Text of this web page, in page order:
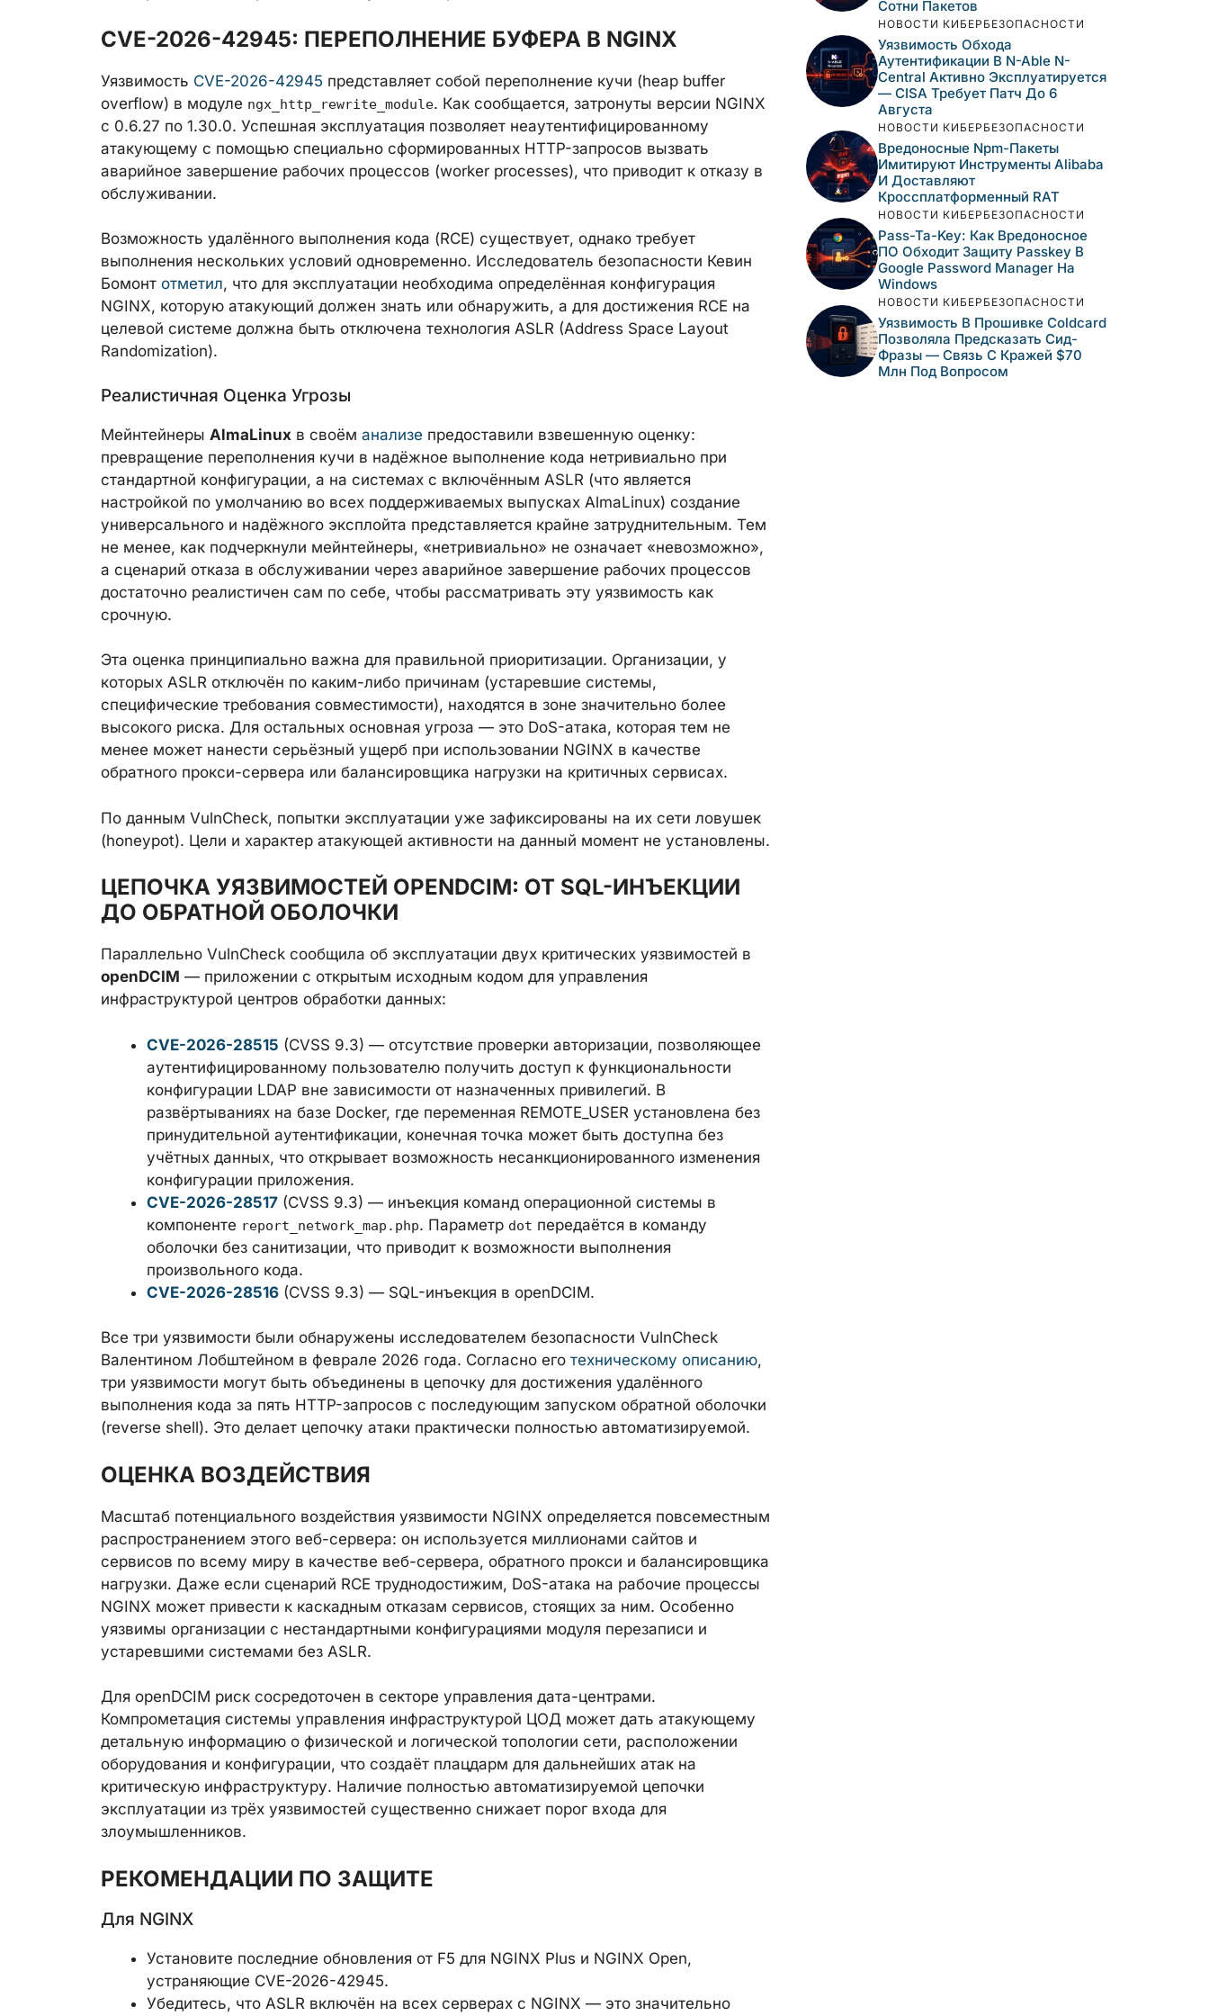
CVE-2026-42945: ПЕРЕПОЛНЕНИЕ БУФЕРА В NGINX
Уязвимость CVE-2026-42945 представляет собой переполнение кучи (heap buffer
overflow) в модуле ngx_http_rewrite_module. Как сообщается, затронуты версии NGINX
с 0.6.27 по 1.30.0. Успешная эксплуатация позволяет неаутентифицированному
атакующему с помощью специально сформированных HTTP-запросов вызвать
аварийное завершение рабочих процессов (worker processes), что приводит к отказу в
обслуживании.
Возможность удалённого выполнения кода (RCE) существует, однако требует
выполнения нескольких условий одновременно. Исследователь безопасности Кевин
Бомонт отметил, что для эксплуатации необходима определённая конфигурация
NGINX, которую атакующий должен знать или обнаружить, а для достижения RCE на
целевой системе должна быть отключена технология ASLR (Address Space Layout
Randomization).
Реалистичная Оценка Угрозы
Мейнтейнеры AlmaLinux в своём анализе предоставили взвешенную оценку:
превращение переполнения кучи в надёжное выполнение кода нетривиально при
стандартной конфигурации, а на системах с включённым ASLR (что является
настройкой по умолчанию во всех поддерживаемых выпусках AlmaLinux) создание
универсального и надёжного эксплойта представляется крайне затруднительным. Тем
не менее, как подчеркнули мейнтейнеры, «нетривиально» не означает «невозможно»,
а сценарий отказа в обслуживании через аварийное завершение рабочих процессов
достаточно реалистичен сам по себе, чтобы рассматривать эту уязвимость как
срочную.
Эта оценка принципиально важна для правильной приоритизации. Организации, у
которых ASLR отключён по каким-либо причинам (устаревшие системы,
специфические требования совместимости), находятся в зоне значительно более
высокого риска. Для остальных основная угроза — это DoS-атака, которая тем не
менее может нанести серьёзный ущерб при использовании NGINX в качестве
обратного прокси-сервера или балансировщика нагрузки на критичных сервисах.
По данным VulnCheck, попытки эксплуатации уже зафиксированы на их сети ловушек
(honeypot). Цели и характер атакующей активности на данный момент не установлены.
ЦЕПОЧКА УЯЗВИМОСТЕЙ OPENDCIM: ОТ SQL-ИНЪЕКЦИИ
ДО ОБРАТНОЙ ОБОЛОЧКИ
Параллельно VulnCheck сообщила об эксплуатации двух критических уязвимостей в
openDCIM — приложении с открытым исходным кодом для управления
инфраструктурой центров обработки данных:
CVE-2026-28515 (CVSS 9.3) — отсутствие проверки авторизации, позволяющее
аутентифицированному пользователю получить доступ к функциональности
конфигурации LDAP вне зависимости от назначенных привилегий. В
развёртываниях на базе Docker, где переменная REMOTE_USER установлена без
принудительной аутентификации, конечная точка может быть доступна без
учётных данных, что открывает возможность несанкционированного изменения
конфигурации приложения.
CVE-2026-28517 (CVSS 9.3) — инъекция команд операционной системы в
компоненте report_network_map.php. Параметр dot передаётся в команду
оболочки без санитизации, что приводит к возможности выполнения
произвольного кода.
CVE-2026-28516 (CVSS 9.3) — SQL-инъекция в openDCIM.
Все три уязвимости были обнаружены исследователем безопасности VulnCheck
Валентином Лобштейном в феврале 2026 года. Согласно его техническому описанию,
три уязвимости могут быть объединены в цепочку для достижения удалённого
выполнения кода за пять HTTP-запросов с последующим запуском обратной оболочки
(reverse shell). Это делает цепочку атаки практически полностью автоматизируемой.
ОЦЕНКА ВОЗДЕЙСТВИЯ
Масштаб потенциального воздействия уязвимости NGINX определяется повсеместным
распространением этого веб-сервера: он используется миллионами сайтов и
сервисов по всему миру в качестве веб-сервера, обратного прокси и балансировщика
нагрузки. Даже если сценарий RCE труднодостижим, DoS-атака на рабочие процессы
NGINX может привести к каскадным отказам сервисов, стоящих за ним. Особенно
уязвимы организации с нестандартными конфигурациями модуля перезаписи и
устаревшими системами без ASLR.
Для openDCIM риск сосредоточен в секторе управления дата-центрами.
Компрометация системы управления инфраструктурой ЦОД может дать атакующему
детальную информацию о физической и логической топологии сети, расположении
оборудования и конфигурации, что создаёт плацдарм для дальнейших атак на
критическую инфраструктуру. Наличие полностью автоматизируемой цепочки
эксплуатации из трёх уязвимостей существенно снижает порог входа для
злоумышленников.
РЕКОМЕНДАЦИИ ПО ЗАЩИТЕ
Для NGINX
Установите последние обновления от F5 для NGINX Plus и NGINX Open,
устраняющие CVE-2026-42945.
Убедитесь, что ASLR включён на всех серверах с NGINX — это значительно
Сотни Пакетов
НОВОСТИ КИБЕРБЕЗОПАСНОСТИ
Уязвимость Обхода
Аутентификации В N-Able N-
Central Активно Эксплуатируется
— CISA Требует Патч До 6
Августа
НОВОСТИ КИБЕРБЕЗОПАСНОСТИ
Вредоносные Npm-Пакеты
Имитируют Инструменты Alibaba
И Доставляют
Кроссплатформенный RAT
НОВОСТИ КИБЕРБЕЗОПАСНОСТИ
Pass-Ta-Key: Как Вредоносное
ПО Обходит Защиту Passkey В
Google Password Manager На
Windows
НОВОСТИ КИБЕРБЕЗОПАСНОСТИ
Уязвимость В Прошивке Coldcard
Позволяла Предсказать Сид-
Фразы — Связь С Кражей $70
Млн Под Вопросом